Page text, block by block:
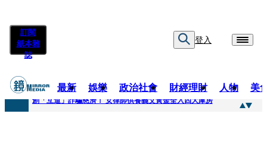
訂閱
紙本雜
誌
登入
最新 娛樂 政治社會 財經理財 人物 美
快訊
創「互道」詐騙慈濟！ 女律師供養義父黃金全入四大庫房